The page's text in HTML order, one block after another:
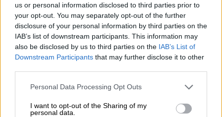
us or personal information disclosed to third parties prior to
your opt-out. You may separately opt-out of the further
disclosure of your personal information by third parties on the
IAB’s list of downstream participants. This information may
also be disclosed by us to third parties on the IAB’s List of
Downstream Participants that may further disclose it to other
Please note that this website/app uses one or more Google
not limited to your visit or usage behaviour. You may click to
Personal Data Processing Opt Outs
I want to opt-out of the Sharing of my
personal data.
Πολιτική|28.11.2024 11:11
Γεραπετρίτης σε Τούρκο ΥΠΑΜ: Δεν
θα συζητήσουμε ποτέ θέματα που
ανάγονται στην κυριαρχία μας
ΣΥΡΙΖΑ για Σαρακιώτη: Αυτονόητο
ότι πρέπει να επιστρέψει την έδρα